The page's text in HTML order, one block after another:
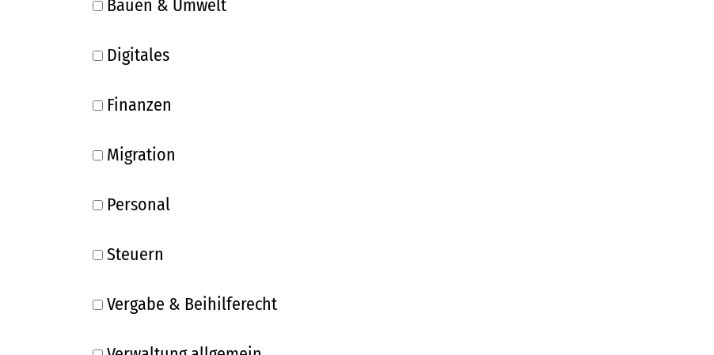
Bauen & Umwelt
Digitales
Finanzen
Migration
Personal
Steuern
Vergabe & Beihilferecht